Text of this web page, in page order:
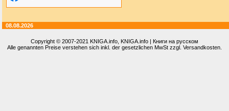
08.08.2026
Copyright © 2007-2021 KNIGA.info , KNIGA.info | Книги на русском
Alle genannten Preise verstehen sich inkl. der gesetzlichen MwSt zzgl. Versandkosten.